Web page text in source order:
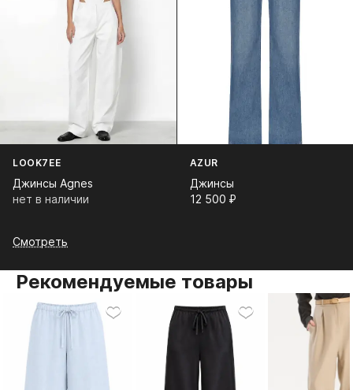
LOOK7EE
Джинсы Agnes
нет в наличии
AZUR
Джинсы
12 500⁠ ⁠₽
Смотреть
Рекомендуемые товары